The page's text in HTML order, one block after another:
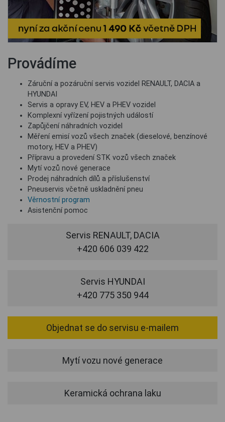
Provádíme
Záruční a pozáruční servis vozidel RENAULT, DACIA a
HYUNDAI
Servis a opravy EV, HEV a PHEV vozidel
Komplexní vyřízení pojistných událostí
Zapůjčení náhradních vozidel
Měření emisí vozů všech značek (dieselové, benzínové
motory, HEV a PHEV)
Přípravu a provedení STK vozů všech značek
Mytí vozů nové generace
Prodej náhradních dílů a příslušenství
Pneuservis včetně uskladnění pneu
Věrnostní program
Asistenční pomoc
Servis RENAULT, DACIA
+420 606 039 422
Servis HYUNDAI
+420 775 350 944
Objednat se do servisu e-mailem
Mytí vozu nové generace
Keramická ochrana laku